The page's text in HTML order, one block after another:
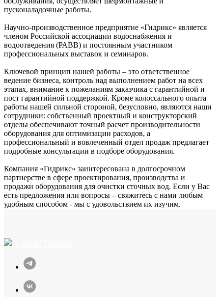
пусконаладочные работы.
Научно-производственное предприятие «Гидрикс» является
членом Российской ассоциации водоснабжения и
водоотведения (РАВВ) и постоянным участником
профессиональных выставок и семинаров.
Ключевой принцип нашей работы – это ответственное
ведение бизнеса, контроль над выполнением работ на всех
этапах, внимание к пожеланиям заказчика с гарантийной и
пост гарантийной поддержкой. Кроме колоссального опыта
работы нашей сильной стороной, безусловно, являются наши
сотрудники: собственный проектный и конструкторский
отделы обеспечивают точный расчет производительности
оборудования для оптимизации расходов, а
профессиональный и вовлеченный отдел продаж предлагает
подробные консультации в подборе оборудования.
Компания «Гидрикс» заинтересована в долгосрочном
партнерстве в сфере проектирования, производства и
продажи оборудования для очистки сточных вод. Если у Вас
есть предложения или вопросы – свяжитесь с нами любым
удобным способом - мы с удовольствием их изучим.